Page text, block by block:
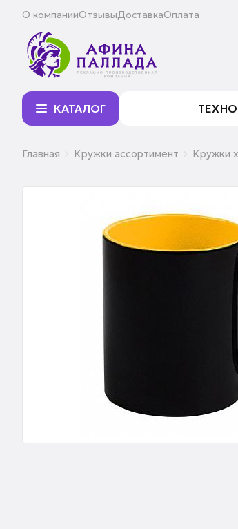
О компанииОтзывыДоставкаОплата
КАТАЛОГ
Главная Кружки ассортимент Кружки